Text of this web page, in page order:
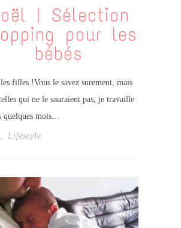
| Sélection
pour les
bébés
filles !Vous le savez surement, mais
qui ne le sauraient pas, je travaille
quelques mois…
Lifestyle